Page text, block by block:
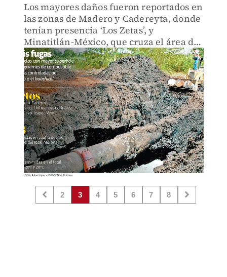
Los mayores daños fueron reportados en
las zonas de Madero y Cadereyta, donde
tenían presencia ‘Los Zetas’, y
Minatitlán-México, que cruza el área de
Puebla con más tomas clandestinas.
2 3 4 5 6 7 8